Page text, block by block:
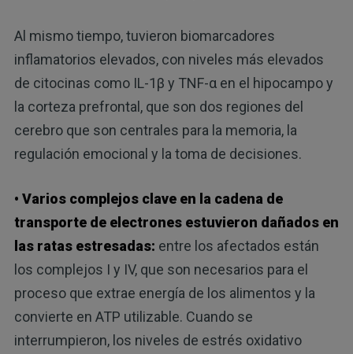
Al mismo tiempo, tuvieron biomarcadores
inflamatorios elevados, con niveles más elevados
de citocinas como IL-1β y TNF-α en el hipocampo y
la corteza prefrontal, que son dos regiones del
cerebro que son centrales para la memoria, la
regulación emocional y la toma de decisiones.
• Varios complejos clave en la cadena de
transporte de electrones estuvieron dañados en
las ratas estresadas: entre los afectados están
los complejos I y IV, que son necesarios para el
proceso que extrae energía de los alimentos y la
convierte en ATP utilizable. Cuando se
interrumpieron, los niveles de estrés oxidativo